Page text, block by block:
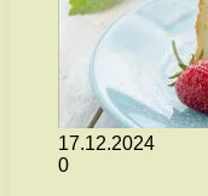
17.12.2024
0